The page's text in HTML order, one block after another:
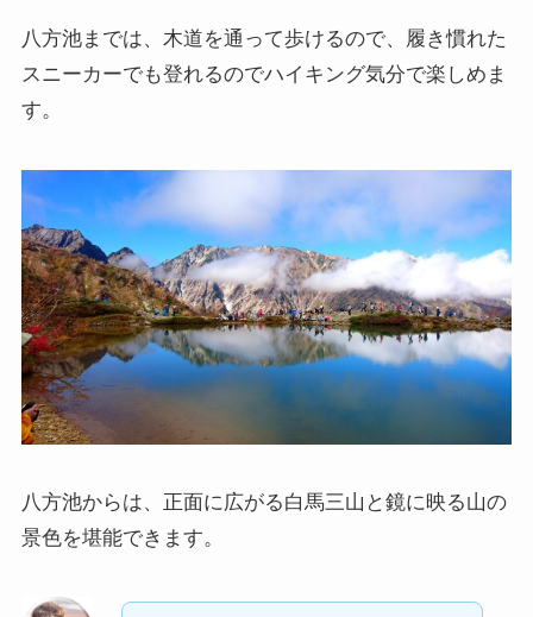
八方池までは、木道を通って歩けるので、履き慣れた
スニーカーでも登れるのでハイキング気分で楽しめま
す。
八方池からは、正面に広がる白馬三山と鏡に映る山の
景色を堪能できます。